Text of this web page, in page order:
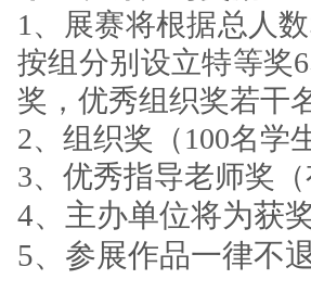
1、展赛将根据总人
按组分别设立特等奖
奖，优秀组织奖若干
2、组织奖（100名学
3、优秀指导老师奖
4、主办单位将为获
5、参展作品一律不